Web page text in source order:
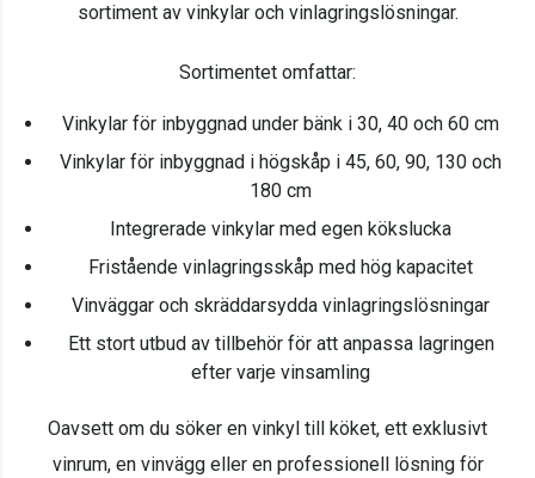
sortiment av vinkylar och vinlagringslösningar.
Sortimentet omfattar:
Vinkylar för inbyggnad under bänk i 30, 40 och 60 cm
Vinkylar för inbyggnad i högskåp i 45, 60, 90, 130 och
180 cm
Integrerade vinkylar med egen kökslucka
Fristående vinlagringsskåp med hög kapacitet
Vinväggar och skräddarsydda vinlagringslösningar
Ett stort utbud av tillbehör för att anpassa lagringen
efter varje vinsamling
Oavsett om du söker en vinkyl till köket, ett exklusivt
vinrum, en vinvägg eller en professionell lösning för